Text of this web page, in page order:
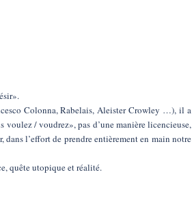
Colonna, Rabelais, Aleister Crowley …), il a
/ voudrez», pas d’une manière licencieuse,
l’effort de prendre entièrement en main notre
quête utopique et réalité.